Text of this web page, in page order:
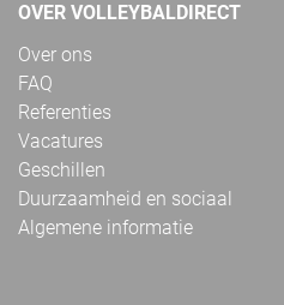
OVER VOLLEYBALDIRECT
Over ons
FAQ
Referenties
Vacatures
Geschillen
Duurzaamheid en sociaal
Algemene informatie